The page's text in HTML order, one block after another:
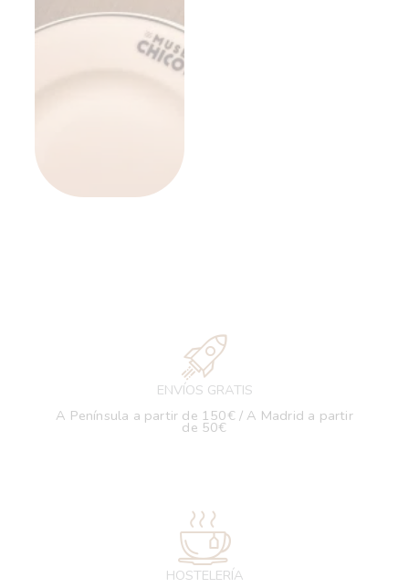
ENVÍOS GRATIS
A Península a partir de 150€ / A Madrid a partir
de 50€
HOSTELERÍA